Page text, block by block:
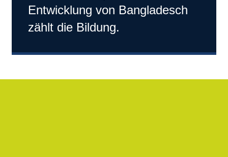
Entwicklung von Bangladesch
zählt die Bildung.